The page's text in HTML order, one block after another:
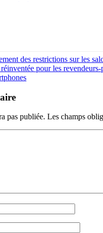
des restrictions sur les
pour les
pas publiée. Les champs